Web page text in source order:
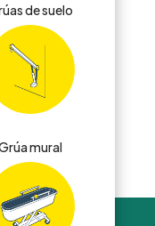
de suelo
mural